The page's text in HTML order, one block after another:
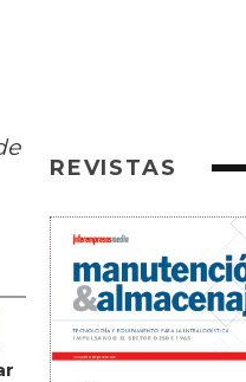
REVISTAS